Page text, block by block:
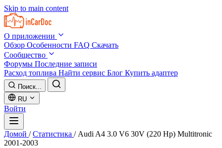
Skip to main content
О приложении
Обзор Особенности FAQ Скачать
Сообщество
Форумы Последние записи
Расход топлива Найти сервис Блог Купить адаптер
Поиск...
RU
Войти
Домой / Статистика / Audi A4 3.0 V6 30V (220 Hp) Multitronic
2001-2003